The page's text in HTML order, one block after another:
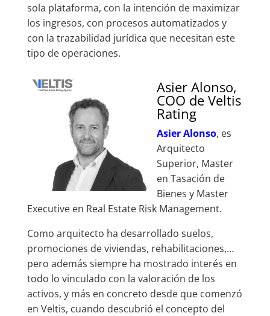
sola plataforma, con la intención de maximizar
los ingresos, con procesos automatizados y
con la trazabilidad jurídica que necesitan este
tipo de operaciones.
Asier Alonso,
COO de Veltis
Rating
Asier Alonso, es
Arquitecto
Superior, Master
en Tasación de
Bienes y Master
Executive en Real Estate Risk Management.
Como arquitecto ha desarrollado suelos,
promociones de viviendas, rehabilitaciones,…
pero además siempre ha mostrado interés en
todo lo vinculado con la valoración de los
activos, y más en concreto desde que comenzó
en Veltis, cuando descubrió el concepto del